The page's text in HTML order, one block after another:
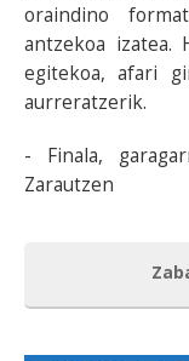
oraindino
antzekoa izatea.
egitekoa, afari
aurreratzerik.
- Finala,
Zarautzen